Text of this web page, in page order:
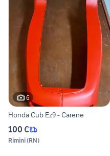
6
Honda Cub Ez9 - Carene
100 €
Rimini(RN)